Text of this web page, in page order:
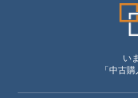
い
「中古